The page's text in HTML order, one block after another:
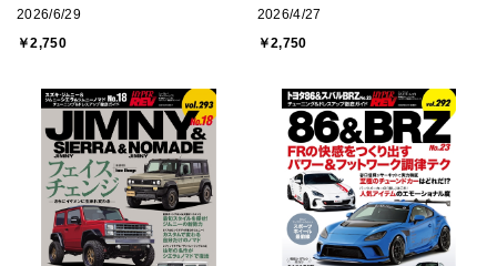
2026/6/29
￥2,750
2026/4/27
￥2,750